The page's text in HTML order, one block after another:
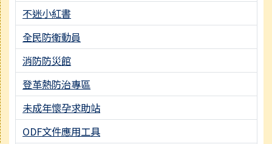
不迷小紅書
全民防衛動員
消防防災館
登革熱防治專區
未成年懷孕求助站
ODF文件應用工具